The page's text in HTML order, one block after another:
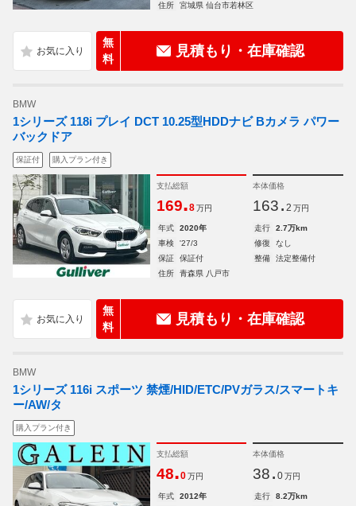
住所
宮城県 仙台市若林区
無
料
見積もり・在庫確認
BMW
1シリーズ 118i プレイ DCT 10.25型HDDナビ Bカメラ パワー
バックドア
保証付 購入プラン付き
支払総額
169.8 万円
本体価格
163. 2 万円
年式 2020年 走行
2.7万km
車検
'27/3 修復
なし
保証
保証付 整備
法定整備付
住所
青森県 八戸市
無
料
見積もり・在庫確認
BMW
1シリーズ 116i スポーツ 禁煙/HID/ETC/PVガラス/スマートキ
ー/AW/タ
購入プラン付き
支払総額
48.0 万円
本体価格
38. 0 万円
年式 2012年 走行
8.2万km